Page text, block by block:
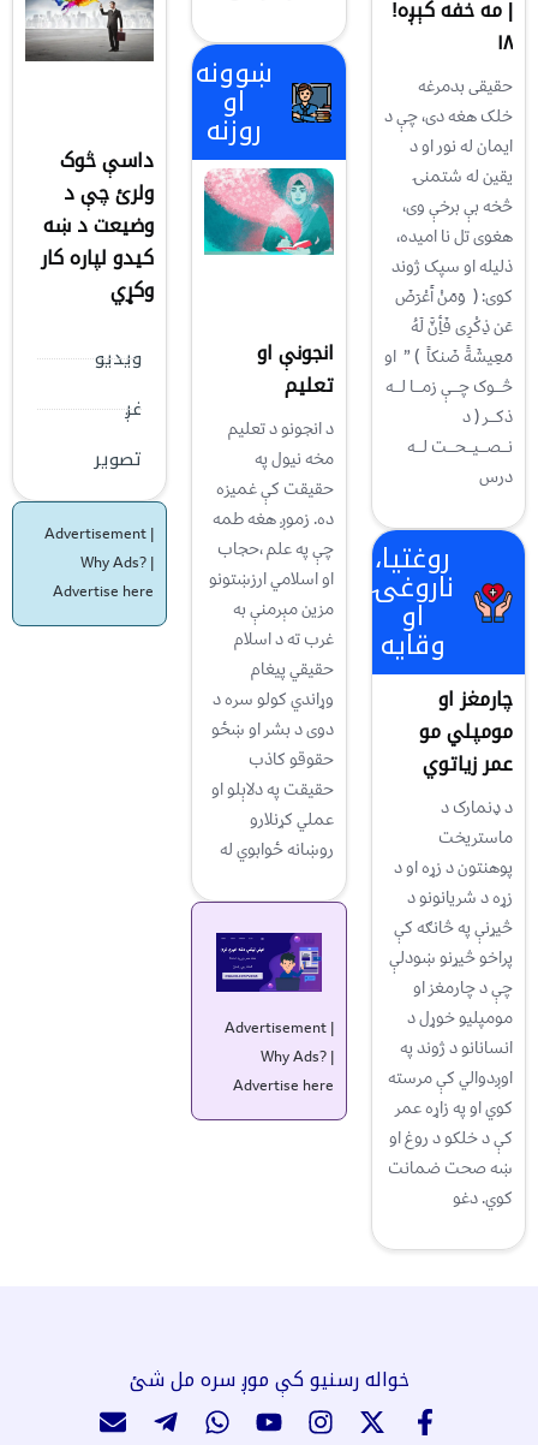
| مه خفه کېږه!
۱۸
حقیقی بدمرغه
خلک هغه دی، چې د
ایمان له نور او د
یقین له شتمنۍ
څخه بې برخې وی،
هغوی تل نا امیده،
ذلیله او سپک ژوند
کوی: ( وَمَنْ أَعْرَضَ
عَن ذِکْرِی فَأِنَّ لَهُ
مَعِیشَةً ضَنکاً ) ” او
څـــوک چـــې زمـــا لـــه
ذکـــر ( د
نـــصـــیـــحـــت لـــه
درس
روغتیا،
ناروغۍ
او
وقایه
چارمغز او
مومپلي مو
عمر زیاتوي
د ډنمارک د
ماستریخت
پوهنتون د زړه او د
زړه د شریانونو د
څیړنې په څانګه کې
پراخو څیړنو ښودلې
چې د چارمغز او
مومپلیو خوړل د
انسانانو د ژوند په
اوږدوالي کې مرسته
کوي او په زاړه عمر
کې د خلکو د روغ او
ښه صحت ضمانت
کوي. دغو
ښوونه
او
روزنه
انجونې او
تعلیم
د انجونو د تعلیم
مخه نیول په
حقیقت کې غميزه
ده. زموږ هغه طمه
چې په علم ،حجاب
او اسلامي ارزښتونو
مزین مېرمنې به
غرب ته د اسلام
حقیقي پیغام
وړاندي کولو سره د
دوی د بشر او ښځو
حقوقو کاذب
حقیقت په دلاېلو او
عملي کړنلارو
روښانه ځوابوي له
Advertisement |
Why Ads?|
Advertise here
داسې څوک
ولرئ چې د
وضیعت د ښه
کیدو لپاره کار
وکړي
ویدیو
غږ
تصویر
Advertisement |
Why Ads? |
Advertise here
خواله رسنیو کې موږ سره مل شئ